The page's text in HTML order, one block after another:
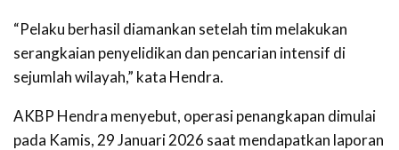
“Pelaku berhasil diamankan setelah tim melakukan
serangkaian penyelidikan dan pencarian intensif di
sejumlah wilayah,” kata Hendra.
AKBP Hendra menyebut, operasi penangkapan dimulai
pada Kamis, 29 Januari 2026 saat mendapatkan laporan